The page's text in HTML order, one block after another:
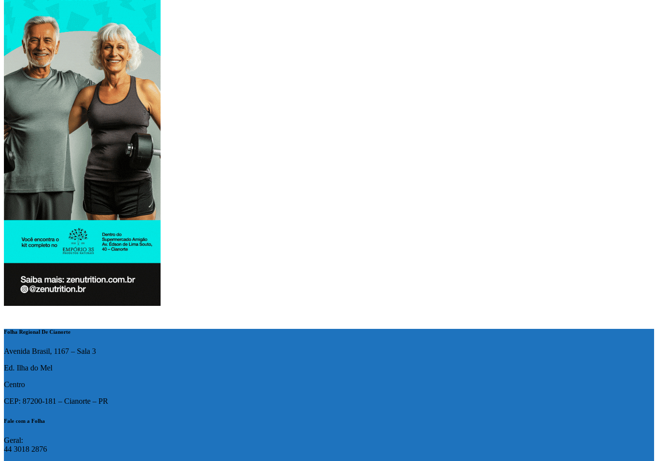
Folha Regional De Cianorte
Avenida Brasil, 1167 – Sala 3
Ed. Ilha do Mel
Centro
CEP: 87200-181 – Cianorte – PR
Fale com a Folha
Geral:
44 3018 2876